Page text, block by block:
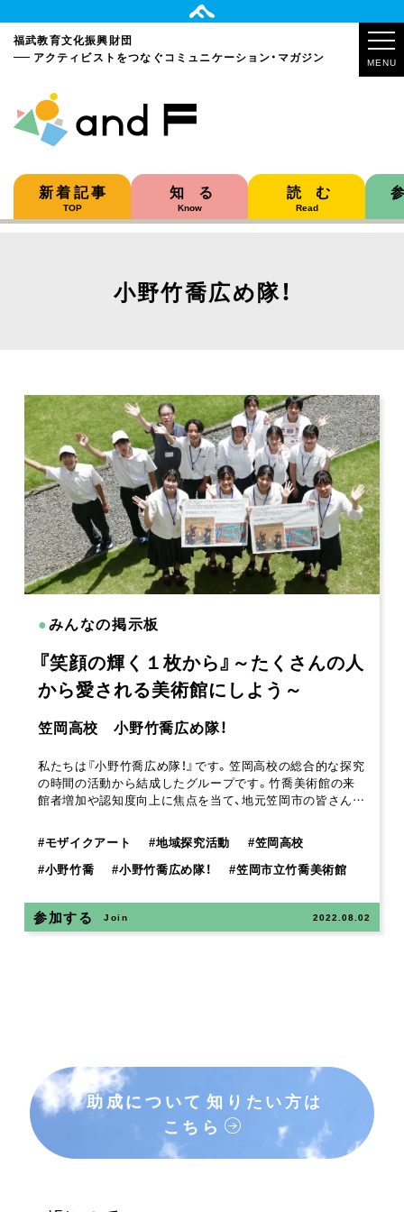
福武教育文化振興財団
アクティビストをつなぐコミュニケーション・マガジン MENU
新着記事
TOP
知る
Know
読む
Read
小野竹喬広め隊！
●みんなの掲示板
『笑顔の輝く１枚から』～たくさんの人
から愛される美術館にしよう～
笠岡高校 小野竹喬広め隊！
私たちは『小野竹喬広め隊！』です。笠岡高校の総合的な探究
の時間の活動から結成したグループです。竹喬美術館の来
館者増加や認知度向上に焦点を当て、地元笠岡市の皆さん…
#モザイクアート #地域探究活動 #笠岡高校
#小野竹喬 #小野竹喬広め隊！ #笠岡市立竹喬美術館
参加する Join 2022.08.02
助成について 知りたい方は
こちら